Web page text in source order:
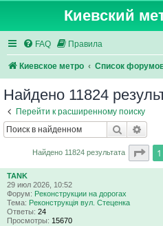
Киевский
FAQ Правила
Киевское метро Список
Найдено 11824
Перейти к расширенному поиску
Поиск
Найдено 11824 результата 1
TANK
29 июл 2026, 10:52
Форум: Реконструкции на дорогах
Тема: Реконструкція вул. Стеценка
Ответы: 24
Просмотры: 15670